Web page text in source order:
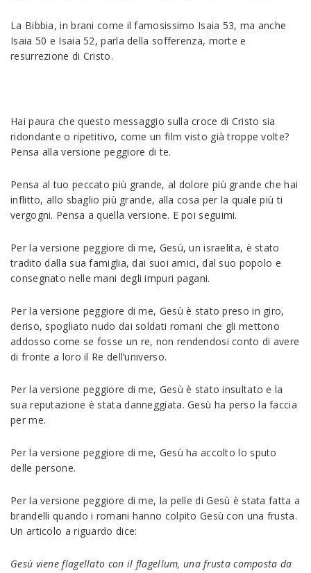
La Bibbia, in brani come il famosissimo Isaia 53, ma anche
Isaia 50 e Isaia 52, parla della sofferenza, morte e
resurrezione di Cristo.
Hai paura che questo messaggio sulla croce di Cristo sia
ridondante o ripetitivo, come un film visto già troppe volte?
Pensa alla versione peggiore di te.
Pensa al tuo peccato più grande, al dolore più grande che hai
inflitto, allo sbaglio più grande, alla cosa per la quale più ti
vergogni. Pensa a quella versione. E poi seguimi.
Per la versione peggiore di me, Gesù, un israelita, è stato
tradito dalla sua famiglia, dai suoi amici, dal suo popolo e
consegnato nelle mani degli impuri pagani.
Per la versione peggiore di me, Gesù è stato preso in giro,
deriso, spogliato nudo dai soldati romani che gli mettono
addosso come se fosse un re, non rendendosi conto di avere
di fronte a loro il Re dell’universo.
Per la versione peggiore di me, Gesù è stato insultato e la
sua reputazione è stata danneggiata. Gesù ha perso la faccia
per me.
Per la versione peggiore di me, Gesù ha accolto lo sputo
delle persone.
Per la versione peggiore di me, la pelle di Gesù è stata fatta a
brandelli quando i romani hanno colpito Gesù con una frusta.
Un articolo a riguardo dice:
Gesù viene flagellato con il flagellum, una frusta composta da